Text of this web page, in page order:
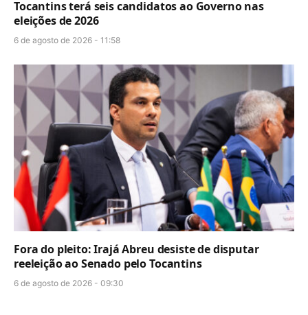
Tocantins terá seis candidatos ao Governo nas
eleições de 2026
6 de agosto de 2026 - 11:58
Fora do pleito: Irajá Abreu desiste de disputar
reeleição ao Senado pelo Tocantins
6 de agosto de 2026 - 09:30